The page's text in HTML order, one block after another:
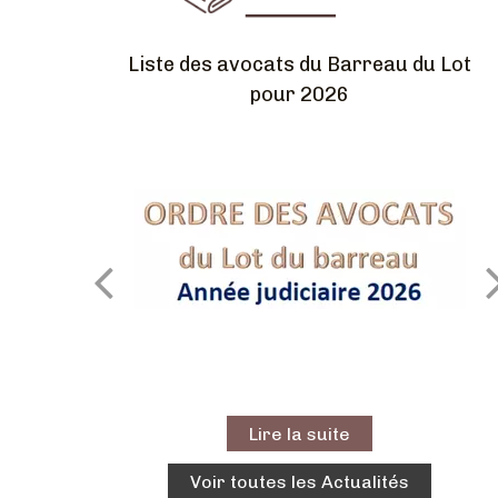
Liste des avocats du Barreau du Lot
pour 2026
Voir toutes les Actualités